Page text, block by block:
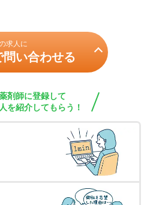
求人に
問い合わせる
剤師に登録して
を紹介してもらう！